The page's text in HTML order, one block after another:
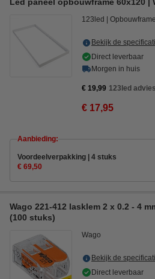
123led Opbouwframe
Bekijk de
Direct leverbaar
Morgen in huis
€ 19,99 123led
€ 17,95
Aanbieding:
Voordeelverpakking | 4 stuks
€ 69,50
Wago 221-412 lasklem 2 x 0.2 - 4
(100 stuks)
Wago
Bekijk de
Direct leverbaar